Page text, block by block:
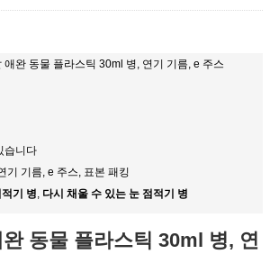
애완 동물 플라스틱 30ml 병, 연기 기름, e 주스
습니다
기 기름, e 주스, 표본 패킹
기 병, 다시 채울 수 있는 눈 점적기 병
동물 플라스틱 30ml 병, 연